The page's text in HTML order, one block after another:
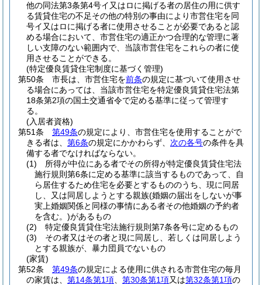
他の同法第3条第4号イ又はロに掲げる者の居住の用に供す
る賃貸住宅の不足その他の特別の事由により市営住宅を同
号イ又はロに掲げる者に使用させることが必要であると認
める場合において、市営住宅の適正かつ合理的な管理に著
しい支障のない範囲内で、当該市営住宅をこれらの者に使
用させることができる。
(特定優良賃貸住宅制度に基づく管理)
第50条
市長は、市営住宅を前条の規定に基づいて使用させ
る場合にあっては、当該市営住宅を特定優良賃貸住宅法第
18条第2項の国土交通省令で定める基準に従って管理す
る。
(入居者資格)
第51条
第49条の規定により、市営住宅を使用することがで
きる者は、 第6条の規定にかかわらず、 次の各号の条件を具
備する者でなければならない。
(1)
所得が中位にある者でその所得が特定優良賃貸住宅法
施行規則第6条に定める基準に該当するものであって、自
ら居住するため住宅を必要とするもののうち、現に同居
し、又は同居しようとする親族(婚姻の届出をしないが事
実上婚姻関係と同様の事情にある者その他婚姻の予約者
を含む。)があるもの
(2)
特定優良賃貸住宅法施行規則第7条各号に定めるもの
(3)
その者又はその者と現に同居し、若しくは同居しよう
とする親族が、暴力団員でないもの
(家賃)
第52条
第49条の規定による使用に供される市営住宅の毎月
の家賃は、 第14条第1項 第30条第1項又は第32条第1項の